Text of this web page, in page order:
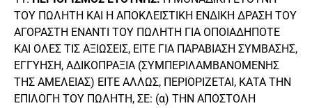
ΤΟΥ ΠΩΛΗΤΗ ΚΑΙ Η ΑΠΟΚΛΕΙΣΤΙΚΗ ΕΝΔΙΚΗ ΔΡΑΣΗ ΤΟΥ
ΑΓΟΡΑΣΤΗ ΕΝΑΝΤΙ ΤΟΥ ΠΩΛΗΤΗ ΓΙΑ ΟΠΟΙΑΔΗΠΟΤΕ
ΚΑΙ ΟΛΕΣ ΤΙΣ ΑΞΙΩΣΕΙΣ, ΕΙΤΕ ΓΙΑ ΠΑΡΑΒΙΑΣΗ ΣΥΜΒΑΣΗΣ,
ΕΓΓΥΗΣΗ, ΑΔΙΚΟΠΡΑΞΙΑ (ΣΥΜΠΕΡΙΛΑΜΒΑΝΟΜΕΝΗΣ
ΤΗΣ ΑΜΕΛΕΙΑΣ) ΕΙΤΕ ΑΛΛΩΣ, ΠΕΡΙΟΡΙΖΕΤΑΙ, ΚΑΤΑ ΤΗΝ
ΕΠΙΛΟΓΗ ΤΟΥ ΠΩΛΗΤΗ, ΣΕ: (α) ΤΗΝ ΑΠΟΣΤΟΛΗ